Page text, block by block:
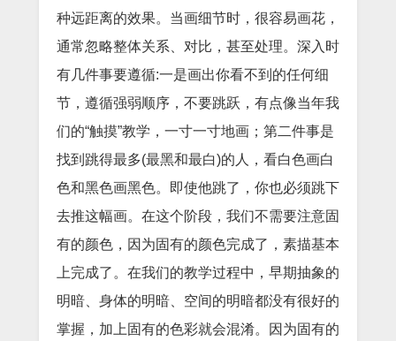
种远距离的效果。当画细节时，很容易画花，
通常忽略整体关系、对比，甚至处理。深入时
有几件事要遵循:一是画出你看不到的任何细
节，遵循强弱顺序，不要跳跃，有点像当年我
们的“触摸”教学，一寸一寸地画；第二件事是
找到跳得最多(最黑和最白)的人，看白色画白
色和黑色画黑色。即使他跳了，你也必须跳下
去推这幅画。在这个阶段，我们不需要注意固
有的颜色，因为固有的颜色完成了，素描基本
上完成了。在我们的教学过程中，早期抽象的
明暗、身体的明暗、空间的明暗都没有很好的
掌握，加上固有的色彩就会混淆。因为固有的